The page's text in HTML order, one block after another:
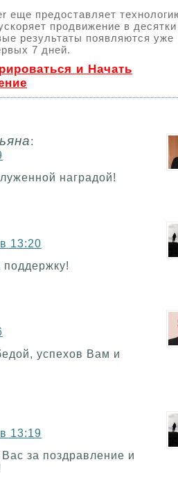
еще предоставляет
продвижение в десятки
результаты появляются уже
7 дней.
и Начать
:
наградой!
13:20
успехов Вам и
13:19
за поздравление и